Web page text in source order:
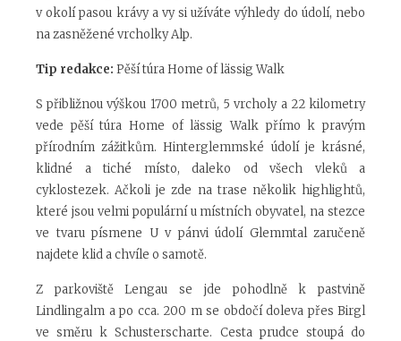
v okolí pasou krávy a vy si užíváte výhledy do údolí, nebo
na zasněžené vrcholky Alp.
Tip redakce: Pěší túra Home of lässig Walk
S přibližnou výškou 1700 metrů, 5 vrcholy a 22 kilometry
vede pěší túra Home of lässig Walk přímo k pravým
přírodním zážitkům. Hinterglemmské údolí je krásné,
klidné a tiché místo, daleko od všech vleků a
cyklostezek. Ačkoli je zde na trase několik highlightů,
které jsou velmi populární u místních obyvatel, na stezce
ve tvaru písmene U v pánvi údolí Glemmtal zaručeně
najdete klid a chvíle o samotě.
Z parkoviště Lengau se jde pohodlně k pastvině
Lindlingalm a po cca. 200 m se obdočí doleva přes Birgl
ve směru k Schusterscharte. Cesta prudce stoupá do